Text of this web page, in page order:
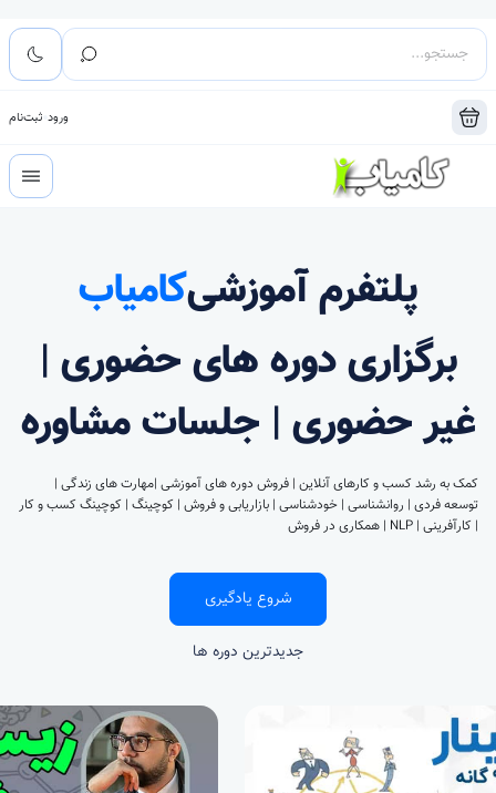
ورود ثبت‌نام
پلتفرم آموزشیکامیاب
برگزاری دوره های حضوری |
غیر حضوری | جلسات مشاوره
کمک به رشد کسب و کارهای آنلاین | فروش دوره های آموزشی |مهارت های زندگی |
توسعه فردی | روانشناسی | خودشناسی | بازاریابی و فروش | کوچینگ | کوچینگ کسب و کار
| کارآفرینی | NLP | همکاری در فروش
شروع یادگیری
جدیدترین دوره ها